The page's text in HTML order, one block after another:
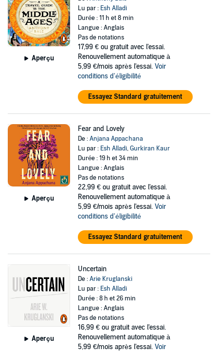
Aperçu
Lu par : Esh Alladi
Durée : 11 h et 8 min
Langue : Anglais
Pas de notations
17,99 € ou gratuit avec l'essai.
Renouvellement automatique à
5,99 €/mois après l'essai. Voir
conditions d'éligibilité
Essayez Standard gratuitement
Aperçu
Fear and Lovely
De :Anjana Appachana
Lu par : Esh Alladi,Gurkiran Kaur
Durée : 19 h et 34 min
Langue : Anglais
Pas de notations
22,99 € ou gratuit avec l'essai.
Renouvellement automatique à
5,99 €/mois après l'essai. Voir
conditions d'éligibilité
Essayez Standard gratuitement
Aperçu
Uncertain
De :Arie Kruglanski
Lu par : Esh Alladi
Durée : 8 h et 26 min
Langue : Anglais
Pas de notations
16,99 € ou gratuit avec l'essai.
Renouvellement automatique à
5,99 €/mois après l'essai. Voir